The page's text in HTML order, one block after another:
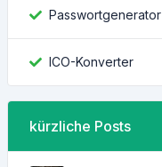
Passwortgenerator
ICO-Konverter
kürzliche Posts